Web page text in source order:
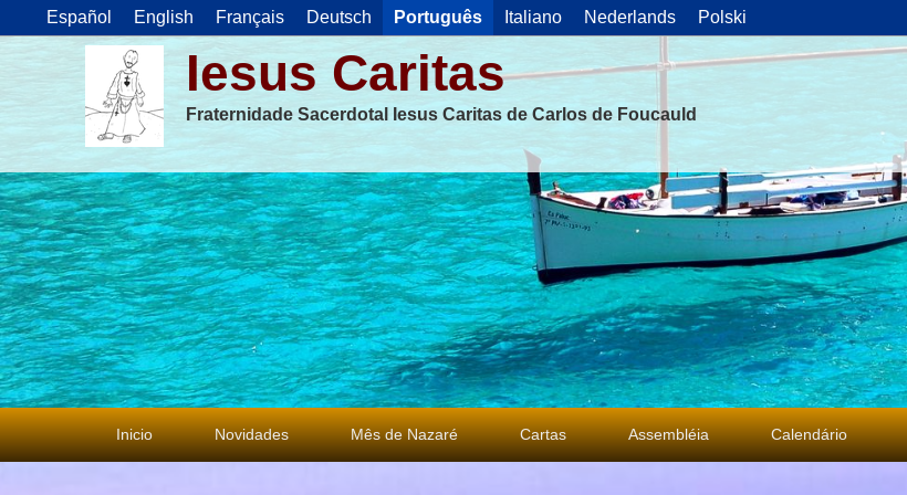
Español English Français Deutsch Português Italiano Nederlands Polski
Iesus Caritas
Fraternidade Sacerdotal Iesus Caritas de Carlos de Foucauld
Menu
principal
Inicio Novidades Mês de Nazaré Cartas Assembléia Calendário